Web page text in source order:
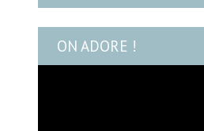
ON ADORE !